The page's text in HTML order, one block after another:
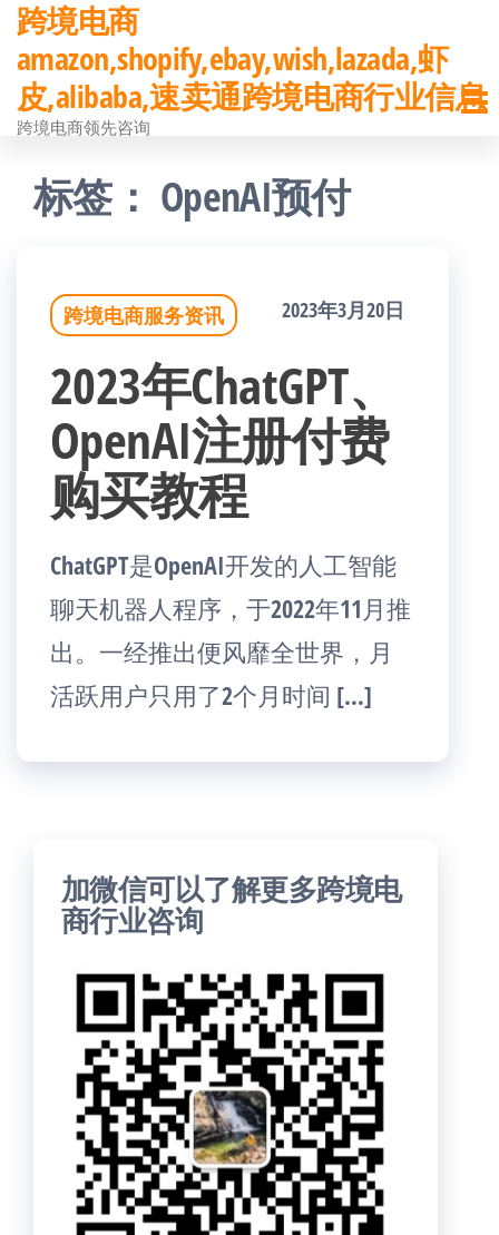
前
往
内
跨境电商
amazon,shopify,ebay,wish,lazada,虾
皮,alibaba,速卖通跨境电商行业信息
跨境电商领先咨询
标签： OpenAI预付
跨境电商服务资讯 2023年3月20日
2023年ChatGPT、
OpenAI注册付费
购买教程
ChatGPT是OpenAI开发的人工智能
聊天机器人程序，于2022年11月推
出。一经推出便风靡全世界，月
活跃用户只用了2个月时间 […]
加微信可以了解更多跨境电
商行业咨询